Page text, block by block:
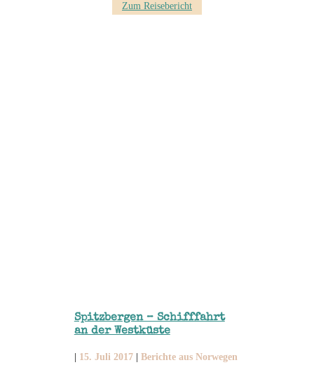
Zum Reisebericht
Spitzbergen – Schifffahrt
an der Westküste
15. Juli 2017
Berichte aus Norwegen